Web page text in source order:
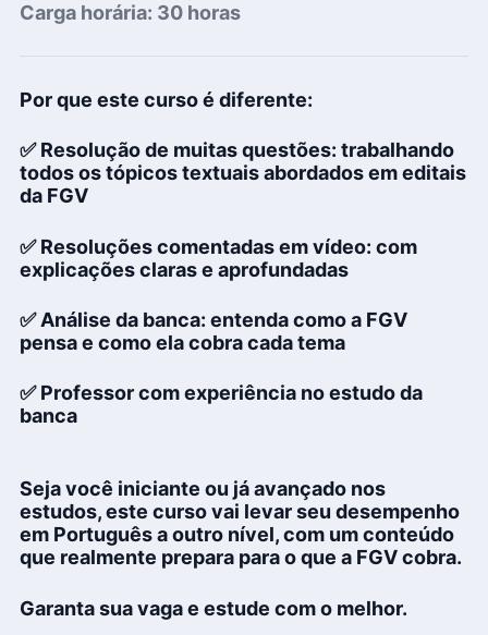
Carga horária: 30 horas
Por que este curso é diferente:
✅ Resolução de muitas questões: trabalhando
todos os tópicos textuais abordados em editais
da FGV
✅ Resoluções comentadas em vídeo: com
explicações claras e aprofundadas
✅ Análise da banca: entenda como a FGV
pensa e como ela cobra cada tema
✅ Professor com experiência no estudo da
banca
Seja você iniciante ou já avançado nos
estudos, este curso vai levar seu desempenho
em Português a outro nível, com um conteúdo
que realmente prepara para o que a FGV cobra.
Garanta sua vaga e estude com o melhor.